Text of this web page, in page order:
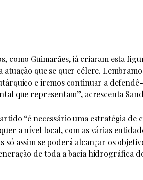
como Guimarães, já criaram esta
que se quer célere.
e iremos continuar a
que representam”, acrescenta
“é necessário uma estratégia de
a nível local, com as várias
assim se poderá alcançar os
de toda a bacia hidrográfica